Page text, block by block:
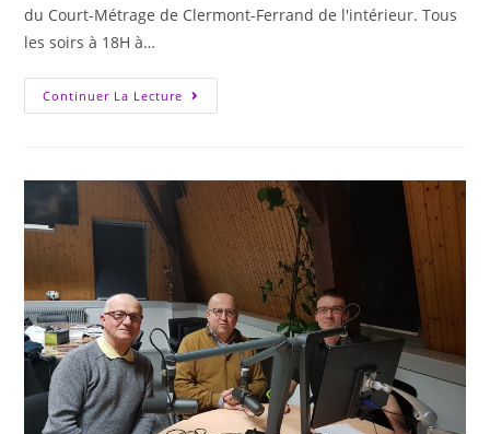
du Court-Métrage de Clermont-Ferrand de l'intérieur. Tous
les soirs à 18H à…
Continuer La Lecture